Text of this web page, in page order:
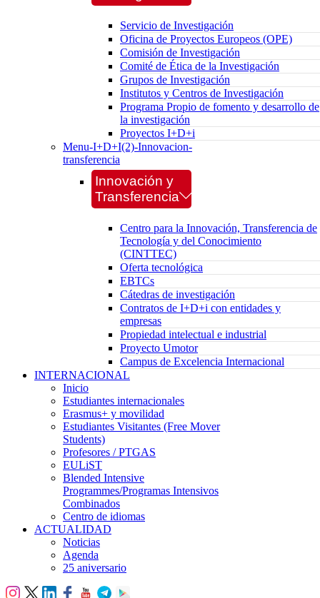
Servicio de Investigación
Oficina de Proyectos Europeos (OPE)
Comisión de Investigación
Comité de Ética de la Investigación
Grupos de Investigación
Institutos y Centros de Investigación
Programa Propio de fomento y desarrollo de
la investigación
Proyectos I+D+i
Menu-I+D+I(2)-Innovacion-
transferencia
Innovación y
Transferencia
Centro para la Innovación, Transferencia de
Tecnología y del Conocimiento
(CINTTEC)
Oferta tecnológica
EBTCs
Cátedras de investigación
Contratos de I+D+i con entidades y
empresas
Propiedad intelectual e industrial
Proyecto Umotor
Campus de Excelencia Internacional
INTERNACIONAL
Inicio
Estudiantes internacionales
Erasmus+ y movilidad
Estudiantes Visitantes (Free Mover
Students)
Profesores / PTGAS
EULiST
Blended Intensive
Programmes/Programas Intensivos
Combinados
Centro de idiomas
ACTUALIDAD
Noticias
Agenda
25 aniversario